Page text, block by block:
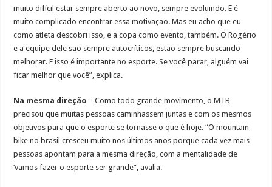
muito difícil estar sempre aberto ao novo, sempre evoluindo. E é
muito complicado encontrar essa motivação. Mas eu acho que eu
como atleta descobri isso, e a copa como evento, também. O Rogério
e a equipe dele são sempre autocríticos, estão sempre buscando
melhorar. E isso é importante no esporte. Se você parar, alguém vai
ficar melhor que você”, explica.
Na mesma direção – Como todo grande movimento, o MTB
precisou que muitas pessoas caminhassem juntas e com os mesmos
objetivos para que o esporte se tornasse o que é hoje. “O mountain
bike no brasil cresceu muito nos últimos anos porque cada vez mais
pessoas apontam para a mesma direção, com a mentalidade de
‘vamos fazer o esporte ser grande”, avalia.